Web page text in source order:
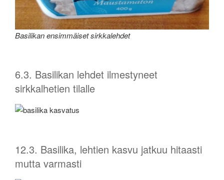
Basilikan ensimmäiset sirkkalehdet
6.3. Basilikan lehdet ilmestyneet
sirkkalhetien tilalle
12.3. Basilika, lehtien kasvu jatkuu hitaasti
mutta varmasti